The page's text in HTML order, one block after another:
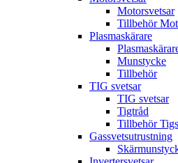
Motorsvetsar
Tillbehör
Plasmaskärare
Munstycke
Tillbehör
TIG svetsar
TIG svetsar
Tigtråd
Tillbehör
Gassvetsutrustning